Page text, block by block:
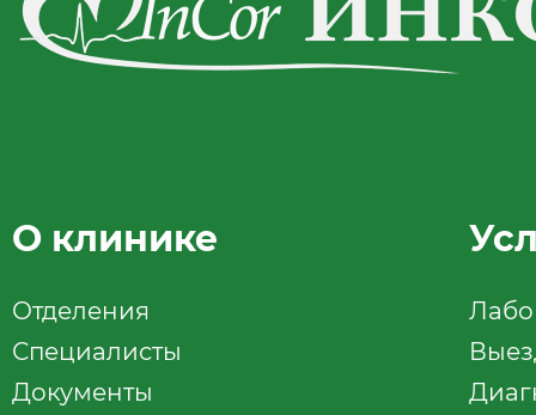
О клинике
Отделения
Специалисты
Документы